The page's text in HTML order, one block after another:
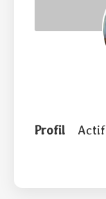
Profil Actif